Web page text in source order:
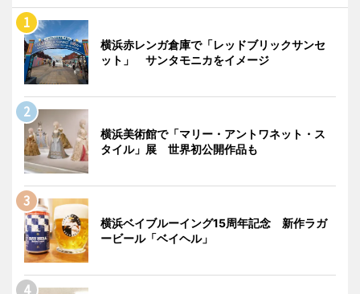
横浜赤レンガ倉庫で「レッドブリックサンセ
ット」 サンタモニカをイメージ
横浜美術館で「マリー・アントワネット・ス
タイル」展 世界初公開作品も
横浜ベイブルーイング15周年記念 新作ラガ
ービール「ベイヘル」